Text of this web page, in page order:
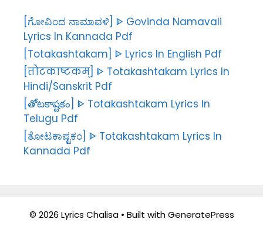
[ಗೋವಿಂದ ನಾಮಾವಳಿ] ᐈ Govinda Namavali
Lyrics In Kannada Pdf
[Totakashtakam] ᐈ Lyrics In English Pdf
[तोटकाष्टकम्] ᐈ Totakashtakam Lyrics In
Hindi/Sanskrit Pdf
[తోటకాష్టకం] ᐈ Totakashtakam Lyrics In
Telugu Pdf
[ತೋಟಕಾಷ್ಟಕಂ] ᐈ Totakashtakam Lyrics In
Kannada Pdf
© 2026 Lyrics Chalisa• Built withGeneratePress